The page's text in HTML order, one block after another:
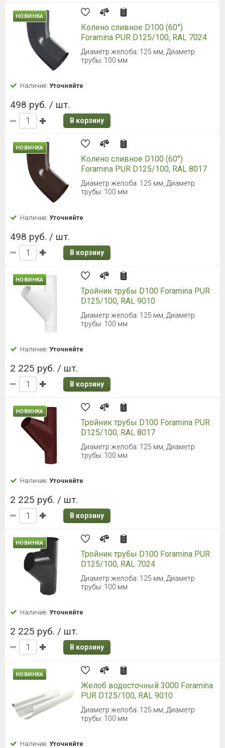
НОВИНКА
Колено сливное D100 (60°)
Foramina PUR D125/100, RAL 7024
Диаметр желоба: 125 мм, Диаметр
трубы: 100 мм
Наличие: Уточняйте
498 руб. / шт.
В корзину
НОВИНКА
Колено сливное D100 (60°)
Foramina PUR D125/100, RAL 8017
Диаметр желоба: 125 мм, Диаметр
трубы: 100 мм
Наличие: Уточняйте
498 руб. / шт.
В корзину
НОВИНКА
Тройник трубы D100 Foramina PUR
D125/100, RAL 9010
Диаметр желоба: 125 мм, Диаметр
трубы: 100 мм
Наличие: Уточняйте
2 225 руб. / шт.
В корзину
НОВИНКА
Тройник трубы D100 Foramina PUR
D125/100, RAL 8017
Диаметр желоба: 125 мм, Диаметр
трубы: 100 мм
Наличие: Уточняйте
2 225 руб. / шт.
В корзину
НОВИНКА
Тройник трубы D100 Foramina PUR
D125/100, RAL 7024
Диаметр желоба: 125 мм, Диаметр
трубы: 100 мм
Наличие: Уточняйте
2 225 руб. / шт.
В корзину
НОВИНКА
Желоб водосточный 3000 Foramina
PUR D125/100, RAL 9010
Диаметр желоба: 125 мм, Диаметр
трубы: 100 мм
Наличие: Уточняйте